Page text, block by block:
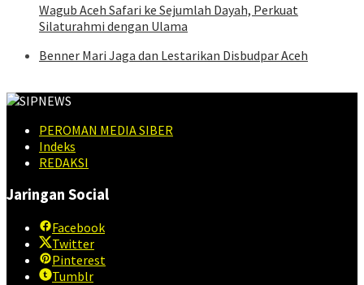
Wagub Aceh Safari ke Sejumlah Dayah, Perkuat
Silaturahmi dengan Ulama
Benner Mari Jaga dan Lestarikan Disbudpar Aceh
PEROMAN MEDIA SIBER
Indeks
REDAKSI
Jaringan Social
Facebook
Twitter
Pinterest
Tumblr